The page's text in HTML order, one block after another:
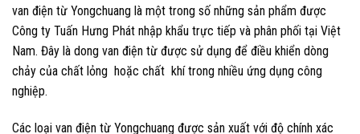
van điện từ Yongchuang là một trong số những sản phẩm được
Công ty Tuấn Hưng Phát nhập khẩu trực tiếp và phân phối tại Việt
Nam. Đây là dong van điện từ được sử dụng để điều khiển dòng
chảy của chất lỏng hoặc chất khí trong nhiều ứng dụng công
nghiệp.
Các loại van điện từ Yongchuang được sản xuất với độ chính xác